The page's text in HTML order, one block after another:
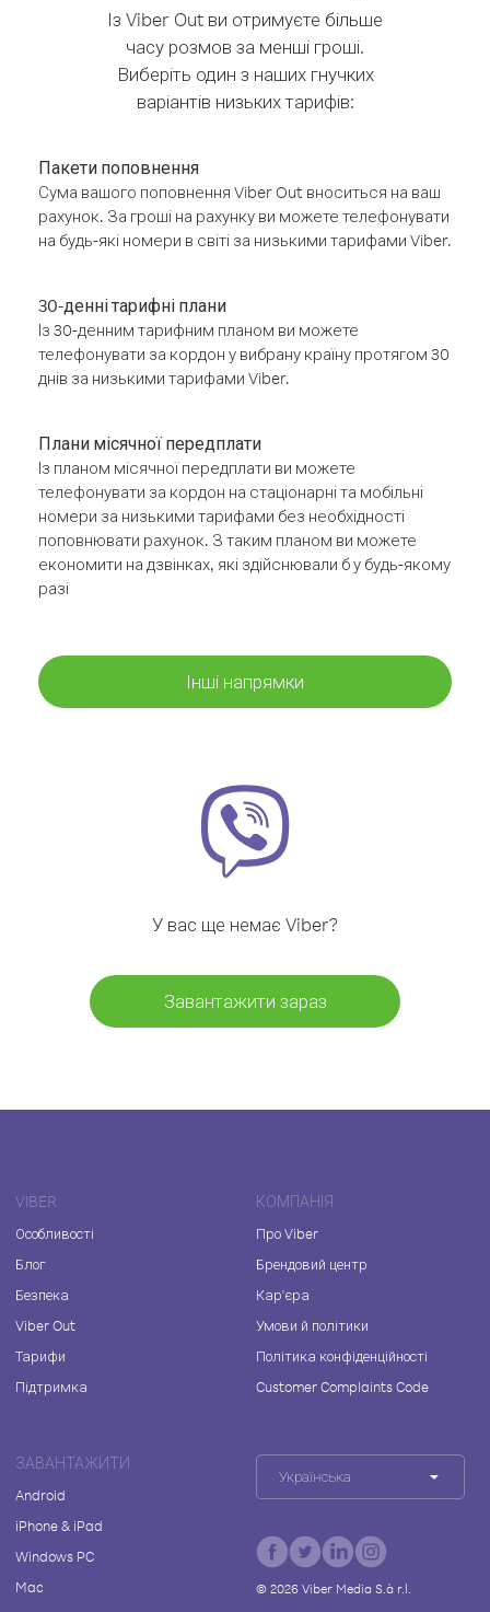
Із Viber Out ви отримуєте більше
часу розмов за менші гроші.
Виберіть один з наших гнучких
варіантів низьких тарифів:
Пакети поповнення
Сума вашого поповнення Viber Out вноситься на ваш
рахунок. За гроші на рахунку ви можете телефонувати
на будь-які номери в світі за низькими тарифами Viber.
30-денні тарифні плани
Із 30-денним тарифним планом ви можете
телефонувати за кордон у вибрану країну протягом 30
днів за низькими тарифами Viber.
Плани місячної передплати
Із планом місячної передплати ви можете
телефонувати за кордон на стаціонарні та мобільні
номери за низькими тарифами без необхідності
поповнювати рахунок. З таким планом ви можете
економити на дзвінках, які здійснювали б у будь-якому
разі
Інші напрямки
У вас ще немає Viber?
Завантажити зараз
VIBER
Особливості
Блог
Безпека
Viber Out
Тарифи
Підтримка
КОМПАНІЯ
Про Viber
Брендовий центр
Кар'єра
Умови й політики
Політика конфіденційності
Customer Complaints Code
ЗАВАНТАЖИТИ
Android
iPhone & iPad
Windows PC
Mac
Українська
© 2026Viber Media S.à r.l.